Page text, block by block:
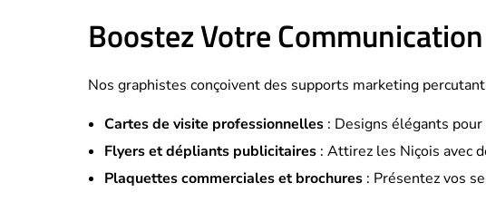
Boostez Votre
Nos graphistes conçoivent des supports marketing
Cartes de visite professionnelles: Designs élégants
Flyers et dépliants publicitaires: Attirez les Niçois avec
Plaquettes commerciales et brochures: Présentez vos